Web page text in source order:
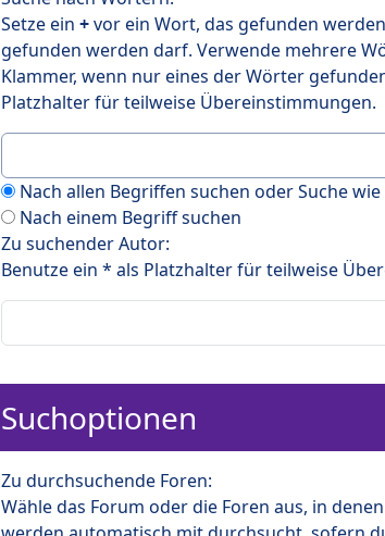
Setze ein +vor ein Wort, das gefunden
gefunden werden darf. Verwende mehrere
Klammer, wenn nur eines der Wörter
Platzhalter für teilweise Übereinstimmungen.
Nach allen Begriffen suchen oder Suche
Nach einem Begriff suchen
Zu suchender Autor:
Benutze ein * als Platzhalter für teilweise
Suchoptionen
Zu durchsuchende Foren:
Wähle das Forum oder die Foren aus, in